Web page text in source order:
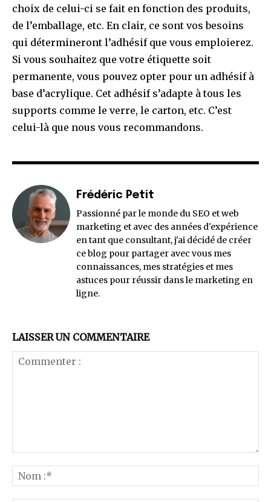
choix de celui-ci se fait en fonction des produits,
de l’emballage, etc. En clair, ce sont vos besoins
qui détermineront l’adhésif que vous emploierez.
Si vous souhaitez que votre étiquette soit
permanente, vous pouvez opter pour un adhésif à
base d’acrylique. Cet adhésif s’adapte à tous les
supports comme le verre, le carton, etc. C’est
celui-là que nous vous recommandons.
Frédéric Petit
Passionné par le monde du SEO et web
marketing et avec des années d'expérience
en tant que consultant, j'ai décidé de créer
ce blog pour partager avec vous mes
connaissances, mes stratégies et mes
astuces pour réussir dans le marketing en
ligne.
LAISSER UN COMMENTAIRE
:*